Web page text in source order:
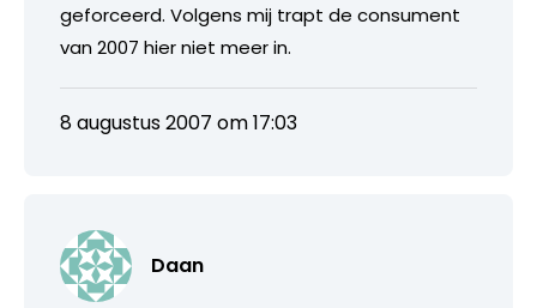
geforceerd. Volgens mij trapt de consument
van 2007 hier niet meer in.
8 augustus 2007 om 17:03
Daan